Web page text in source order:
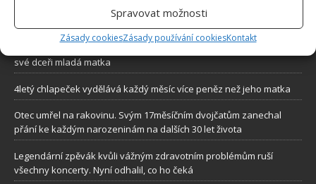
Spravovat možnosti
Zásady cookiesZásady používání cookiesKontakt
Žena nevěřila, že ještě někdy potká svého psa. Nečekaný telefonát
ale zajistil jejich opětovné shledaní
své dceři mladá matka
4letý chlapeček vydělává každý měsíc více peněz než jeho matka
Otec umřel na rakovinu. Svým 17měsíčním dvojčatům zanechal
přání ke každým narozeninám na dalších 30 let života
Legendární zpěvák kvůli vážným zdravotním problémům ruší
všechny koncerty. Nyní odhalil, co ho čeká